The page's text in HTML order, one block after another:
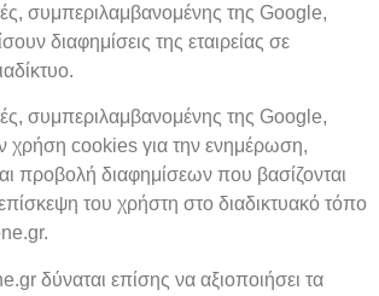
συμπεριλαμβανομένης της Google,
διαφημίσεις της εταιρείας σε
συμπεριλαμβανομένης της Google,
χρήση cookies για την ενημέρωση,
προβολή διαφημίσεων που βασίζονται
του χρήστη στο διαδικτυακό τόπο
δύναται επίσης να αξιοποιήσει τα